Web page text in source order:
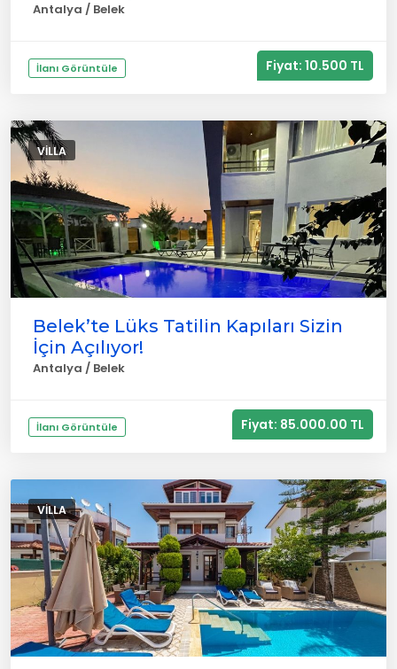
Antalya / Belek
İlanı Görüntüle Fiyat: 10.500 TL
VILLA
Belek’te Lüks Tatilin Kapıları Sizin
İçin Açılıyor!
Antalya / Belek
İlanı Görüntüle Fiyat: 85.000.00 TL
VILLA